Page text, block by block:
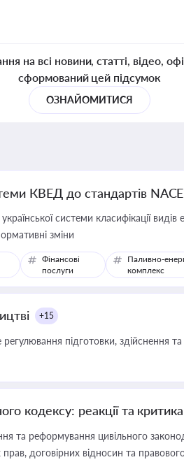
на всі новини, статті, відео,
сформований цей підсумок
ОЗНАЙОМИТИСЯ
КВЕД до стандартів NACE
системи класифікації видів
зміни
Фінансові
послуги
Паливно-
комплекс
+15
підготовки, здійснення та
кодексу: реакції та критика
та реформування цивільного
договірних відносин та